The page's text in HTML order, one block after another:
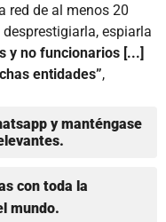
red de al menos 20
espiarla
y no funcionarios [...]
entidades”,
y manténgase
con toda la
mundo.